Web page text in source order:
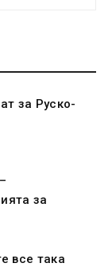
за Руско-
за
все така